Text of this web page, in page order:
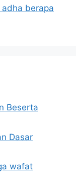
berapa
Beserta
Dasar
wafat